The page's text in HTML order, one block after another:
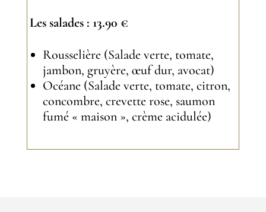
Les salades : 13.90 €
Rousselière (Salade verte, tomate,
jambon, gruyère, œuf dur, avocat)
Océane (Salade verte, tomate, citron,
concombre, crevette rose, saumon
fumé « maison », crème acidulée)